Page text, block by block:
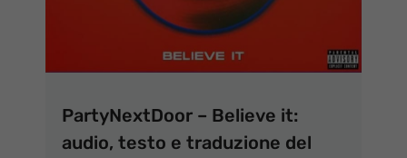
PartyNextDoor – Believe it:
audio, testo e traduzione del